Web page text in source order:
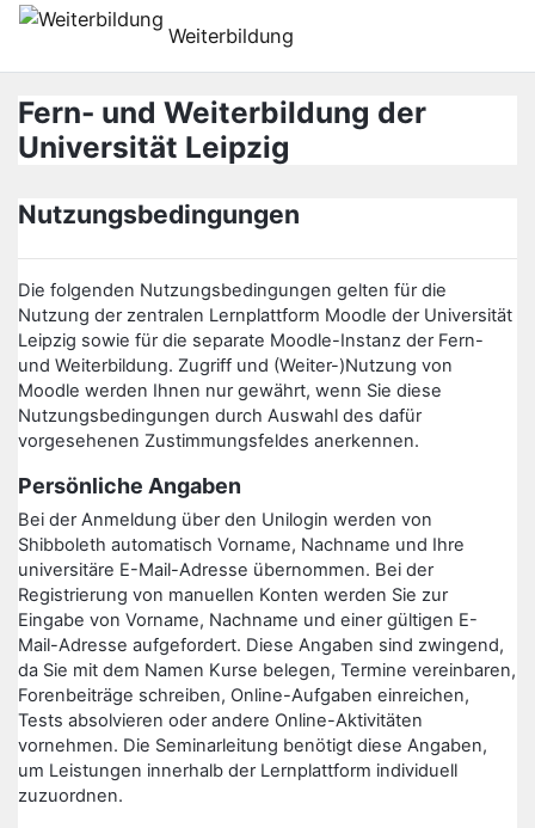
Μετάβαση στο κεντρικό περιεχόμενο
Weiterbildung
Fern- und Weiterbildung der
Universität Leipzig
Nutzungsbedingungen
Die folgenden Nutzungsbedingungen gelten für die
Nutzung der zentralen Lernplattform Moodle der Universität
Leipzig sowie für die separate Moodle-Instanz der Fern-
und Weiterbildung. Zugriff und (Weiter-)Nutzung von
Moodle werden Ihnen nur gewährt, wenn Sie diese
Nutzungsbedingungen durch Auswahl des dafür
vorgesehenen Zustimmungsfeldes anerkennen.
Persönliche Angaben
Bei der Anmeldung über den Unilogin werden von
Shibboleth automatisch Vorname, Nachname und Ihre
universitäre E-Mail-Adresse übernommen. Bei der
Registrierung von manuellen Konten werden Sie zur
Eingabe von Vorname, Nachname und einer gültigen E-
Mail-Adresse aufgefordert. Diese Angaben sind zwingend,
da Sie mit dem Namen Kurse belegen, Termine vereinbaren,
Forenbeiträge schreiben, Online-Aufgaben einreichen,
Tests absolvieren oder andere Online-Aktivitäten
vornehmen. Die Seminarleitung benötigt diese Angaben,
um Leistungen innerhalb der Lernplattform individuell
zuzuordnen.